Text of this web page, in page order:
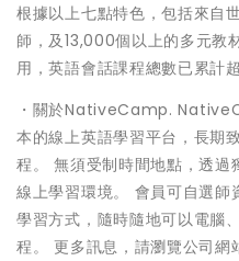
根據以上七點特色，包括來自
師，及13,000個以上的多元教
用，英語會話課程總數已累計
・關於NativeCamp.
本的線上英語學習平台，長期
程。 無須受制時間地點，透過
線上學習環境。 會員可自選
學習方式，隨時隨地可以電腦
程。 更多訊息，請瀏覽公司網